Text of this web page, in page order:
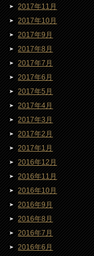
2017年11月
2017年10月
2017年9月
2017年8月
2017年7月
2017年6月
2017年5月
2017年4月
2017年3月
2017年2月
2017年1月
2016年12月
2016年11月
2016年10月
2016年9月
2016年8月
2016年7月
2016年6月